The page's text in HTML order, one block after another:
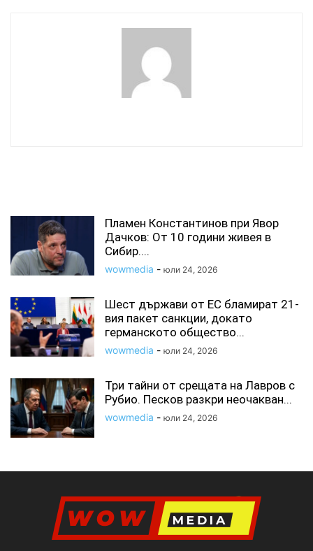
Пламен Константинов при Явор
Дачков: От 10 години живея в
Сибир....
wowmedia - юли 24, 2026
Шест държави от ЕС бламират 21-
вия пакет санкции, докато
германското общество...
wowmedia - юли 24, 2026
Три тайни от срещата на Лавров с
Рубио. Песков разкри неочакван...
wowmedia - юли 24, 2026